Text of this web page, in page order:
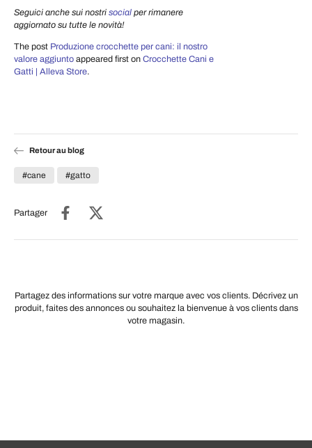
Seguici anche sui nostri social per rimanere
aggiornato su tutte le novità!
The post Produzione crocchette per cani: il nostro
valore aggiunto appeared first on Crocchette Cani e
Gatti | Alleva Store.
Retour au blog
#cane #gatto
Partager
Partagez des informations sur votre marque avec vos clients. Décrivez un
produit, faites des annonces ou souhaitez la bienvenue à vos clients dans
votre magasin.